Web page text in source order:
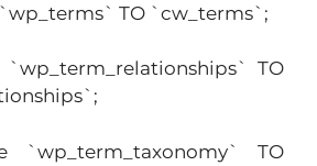
`wp_terms` TO `cw_terms`;
`wp_term_relationships` TO
`wp_term_taxonomy` TO